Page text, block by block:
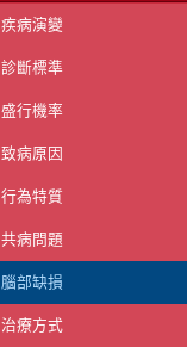
疾病演變
診斷標準
盛行機率
致病原因
行為特質
共病問題
腦部缺損
治療方式